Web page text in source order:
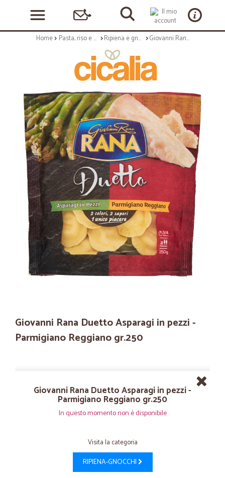
Home Pasta, riso e cerali Ripiena e gnocchi Giovanni Rana Duetto Asparagi in pezzi - Parmigiano Reggiano gr.250
Giovanni Rana Duetto Asparagi in pezzi -
Parmigiano Reggiano gr.250
Giovanni Rana Duetto Asparagi in pezzi -
Parmigiano Reggiano gr.250
In questo momento non è disponibile
Visita la categoria
RIPIENA-GNOCCHI